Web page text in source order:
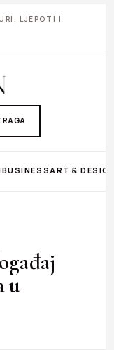
LJEPOTI I
BUSINESS ART &
u